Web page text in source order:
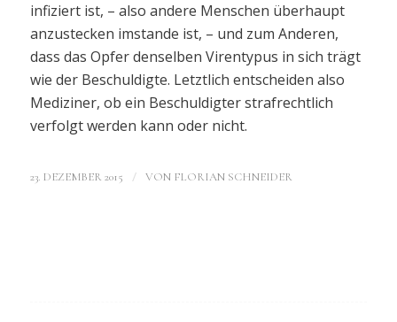
infiziert ist, – also andere Menschen überhaupt
anzustecken imstande ist, – und zum Anderen,
dass das Opfer denselben Virentypus in sich trägt
wie der Beschuldigte. Letztlich entscheiden also
Mediziner, ob ein Beschuldigter strafrechtlich
verfolgt werden kann oder nicht.
23. DEZEMBER 2015 / VON FLORIAN SCHNEIDER